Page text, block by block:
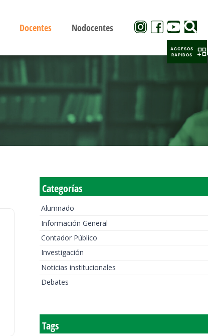
Docentes Nodocentes
Categorías
Alumnado
Información General
Contador Público
Investigación
Noticias institucionales
Debates
Tags
ACCESOS
RAPIDOS